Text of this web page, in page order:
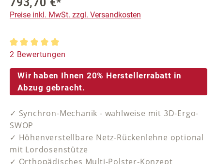
Preise inkl. MwSt. zzgl. Versandkosten
Durchschnittliche Bewertung von 5 von 5 Sternen
2 Bewertungen
Wir haben Ihnen 20% Herstellerrabatt in
Abzug gebracht.
✓ Synchron-Mechanik - wahlweise mit 3D-Ergo-
SWOP
✓ Höhenverstellbare Netz-Rückenlehne optional
mit Lordosenstütze
✓ Orthopädisches Multi-Polster-Konzept